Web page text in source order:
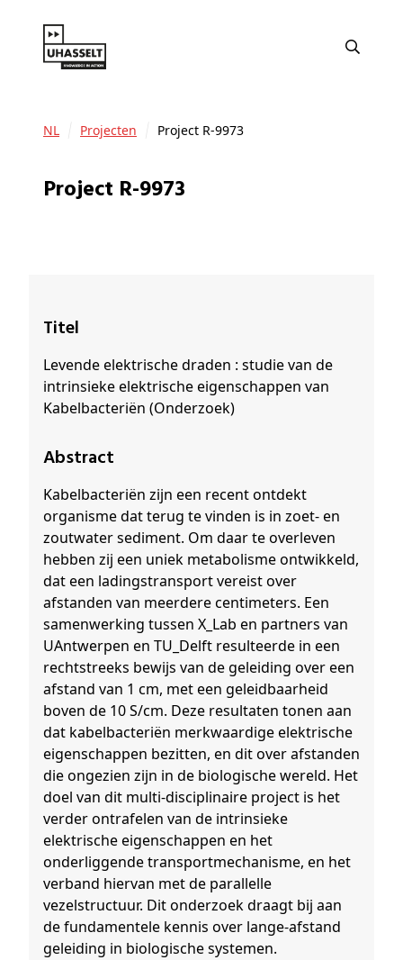
NL Projecten Project R-9973
Project R-9973
Titel
Levende elektrische draden : studie van de
intrinsieke elektrische eigenschappen van
Kabelbacteriën (Onderzoek)
Abstract
Kabelbacteriën zijn een recent ontdekt
organisme dat terug te vinden is in zoet- en
zoutwater sediment. Om daar te overleven
hebben zij een uniek metabolisme ontwikkeld,
dat een ladingstransport vereist over
afstanden van meerdere centimeters. Een
samenwerking tussen X_Lab en partners van
UAntwerpen en TU_Delft resulteerde in een
rechtstreeks bewijs van de geleiding over een
afstand van 1 cm, met een geleidbaarheid
boven de 10 S/cm. Deze resultaten tonen aan
dat kabelbacteriën merkwaardige elektrische
eigenschappen bezitten, en dit over afstanden
die ongezien zijn in de biologische wereld. Het
doel van dit multi-disciplinaire project is het
verder ontrafelen van de intrinsieke
elektrische eigenschappen en het
onderliggende transportmechanisme, en het
verband hiervan met de parallelle
vezelstructuur. Dit onderzoek draagt bij aan
de fundamentele kennis over lange-afstand
geleiding in biologische systemen.